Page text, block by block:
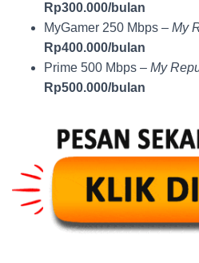
Rp300.000/bulan
MyGamer 250 Mbps – My
Rp400.000/bulan
Prime 500 Mbps – My
Rp500.000/bulan